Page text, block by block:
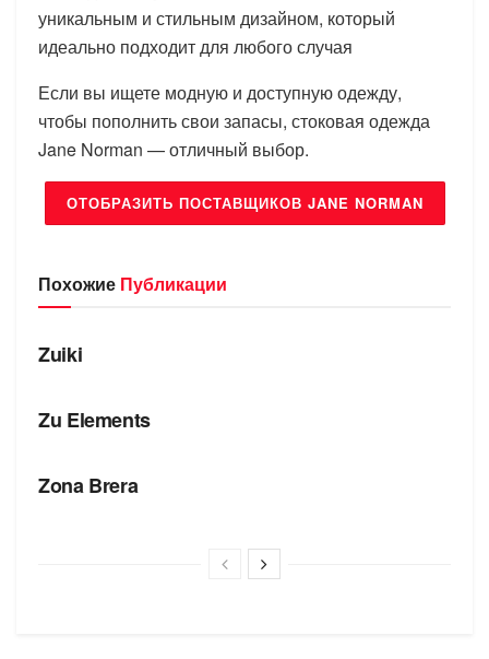
уникальным и стильным дизайном, который
идеально подходит для любого случая
Если вы ищете модную и доступную одежду,
чтобы пополнить свои запасы, стоковая одежда
Jane Norman — отличный выбор.
ОТОБРАЗИТЬ ПОСТАВЩИКОВ JANE NORMAN
Похожие Публикации
БРЕНДЫ
Zuiki
Zu Elements
Zona Brera